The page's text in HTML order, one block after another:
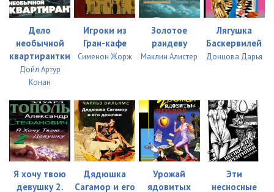
03-09 05:58
03-10 06:16
04-01 05:47
04-02
04-03 05:43
04-04 05:47
04-05 05:41
04-06
Дело
необычной
квартирантки
Дойл Артур
Конан
Игроки из
Гран-кафе
Сименон Жорж
Золотое
рандеву
Маклин Алистер
Лягушка
Баскервилей
Донцова Дарья
Я хочу твою
девушку 2.
Дядюшка
Сагамор и его
Урожай
ядовитых
Эти
несносные